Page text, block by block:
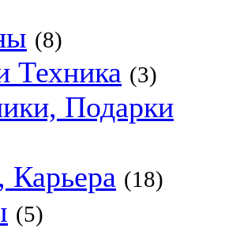
(8)
Техника (3)
Подарки
Карьера (18)
(5)